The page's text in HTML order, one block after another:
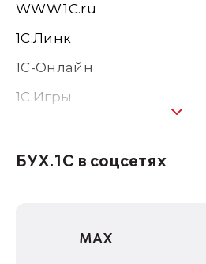
WWW.1С.ru
1С:Линк
1С-Онлайн
1C:Игры
1С:Консалтинг
1С:Дистрибьюция
БУХ.1С в соцсетях
MAX